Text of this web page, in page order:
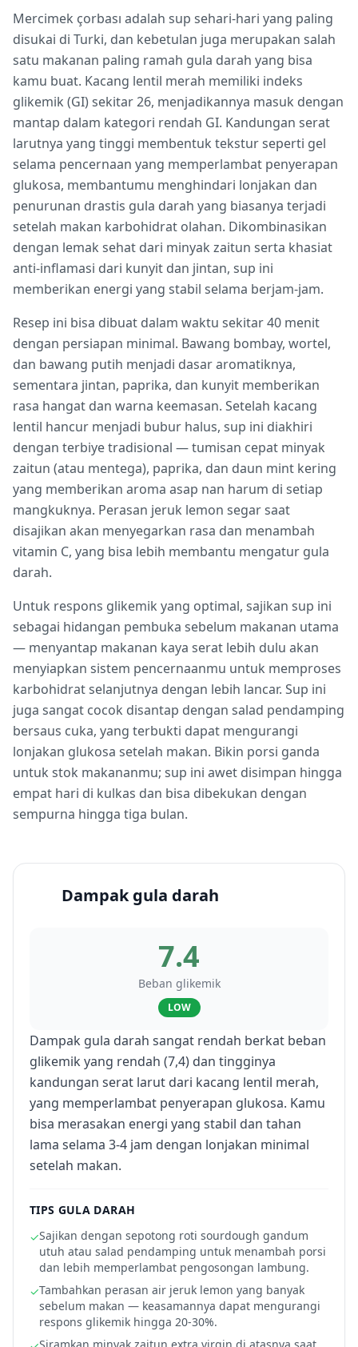
Mercimek çorbası adalah sup sehari-hari yang paling
disukai di Turki, dan kebetulan juga merupakan salah
satu makanan paling ramah gula darah yang bisa
kamu buat. Kacang lentil merah memiliki indeks
glikemik (GI) sekitar 26, menjadikannya masuk dengan
mantap dalam kategori rendah GI. Kandungan serat
larutnya yang tinggi membentuk tekstur seperti gel
selama pencernaan yang memperlambat penyerapan
glukosa, membantumu menghindari lonjakan dan
penurunan drastis gula darah yang biasanya terjadi
setelah makan karbohidrat olahan. Dikombinasikan
dengan lemak sehat dari minyak zaitun serta khasiat
anti-inflamasi dari kunyit dan jintan, sup ini
memberikan energi yang stabil selama berjam-jam.
Resep ini bisa dibuat dalam waktu sekitar 40 menit
dengan persiapan minimal. Bawang bombay, wortel,
dan bawang putih menjadi dasar aromatiknya,
sementara jintan, paprika, dan kunyit memberikan
rasa hangat dan warna keemasan. Setelah kacang
lentil hancur menjadi bubur halus, sup ini diakhiri
dengan terbiye tradisional — tumisan cepat minyak
zaitun (atau mentega), paprika, dan daun mint kering
yang memberikan aroma asap nan harum di setiap
mangkuknya. Perasan jeruk lemon segar saat
disajikan akan menyegarkan rasa dan menambah
vitamin C, yang bisa lebih membantu mengatur gula
darah.
Untuk respons glikemik yang optimal, sajikan sup ini
sebagai hidangan pembuka sebelum makanan utama
— menyantap makanan kaya serat lebih dulu akan
menyiapkan sistem pencernaanmu untuk memproses
karbohidrat selanjutnya dengan lebih lancar. Sup ini
juga sangat cocok disantap dengan salad pendamping
bersaus cuka, yang terbukti dapat mengurangi
lonjakan glukosa setelah makan. Bikin porsi ganda
untuk stok makananmu; sup ini awet disimpan hingga
empat hari di kulkas dan bisa dibekukan dengan
sempurna hingga tiga bulan.
Dampak gula darah
7.4
Beban glikemik
LOW
Dampak gula darah sangat rendah berkat beban
glikemik yang rendah (7,4) dan tingginya
kandungan serat larut dari kacang lentil merah,
yang memperlambat penyerapan glukosa. Kamu
bisa merasakan energi yang stabil dan tahan
lama selama 3-4 jam dengan lonjakan minimal
setelah makan.
TIPS GULA DARAH
✓Sajikan dengan sepotong roti sourdough gandum
utuh atau salad pendamping untuk menambah porsi
dan lebih memperlambat pengosongan lambung.
✓Tambahkan perasan air jeruk lemon yang banyak
sebelum makan — keasamannya dapat mengurangi
respons glikemik hingga 20-30%.